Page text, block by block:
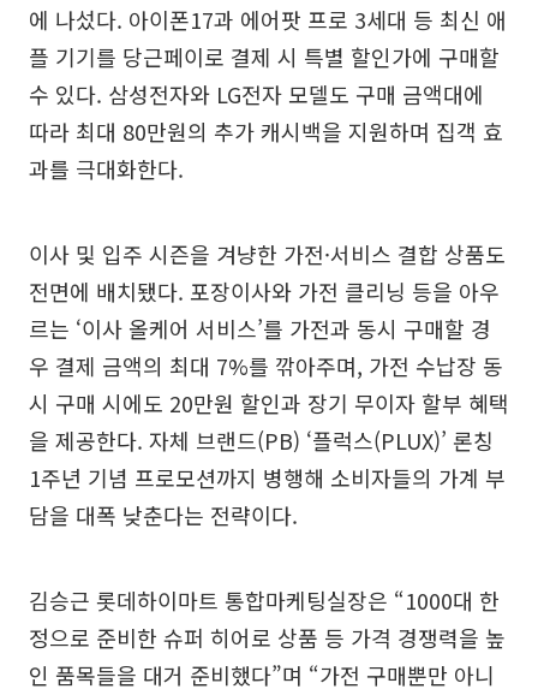
에 나섰다. 아이폰17과 에어팟 프로 3세대 등 최신 애
플 기기를 당근페이로 결제 시 특별 할인가에 구매할
수 있다. 삼성전자와 LG전자 모델도 구매 금액대에
따라 최대 80만원의 추가 캐시백을 지원하며 집객 효
과를 극대화한다.
이사 및 입주 시즌을 겨냥한 가전·서비스 결합 상품도
전면에 배치됐다. 포장이사와 가전 클리닝 등을 아우
르는 ‘이사 올케어 서비스’를 가전과 동시 구매할 경
우 결제 금액의 최대 7%를 깎아주며, 가전 수납장 동
시 구매 시에도 20만원 할인과 장기 무이자 할부 혜택
을 제공한다. 자체 브랜드(PB) ‘플럭스(PLUX)’ 론칭
1주년 기념 프로모션까지 병행해 소비자들의 가계 부
담을 대폭 낮춘다는 전략이다.
김승근 롯데하이마트 통합마케팅실장은 “1000대 한
정으로 준비한 슈퍼 히어로 상품 등 가격 경쟁력을 높
인 품목들을 대거 준비했다”며 “가전 구매뿐만 아니